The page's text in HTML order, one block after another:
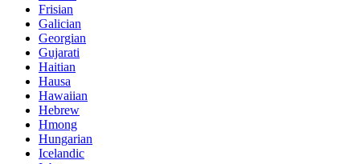
Frisian
Galician
Georgian
Gujarati
Haitian
Hausa
Hawaiian
Hebrew
Hmong
Hungarian
Icelandic